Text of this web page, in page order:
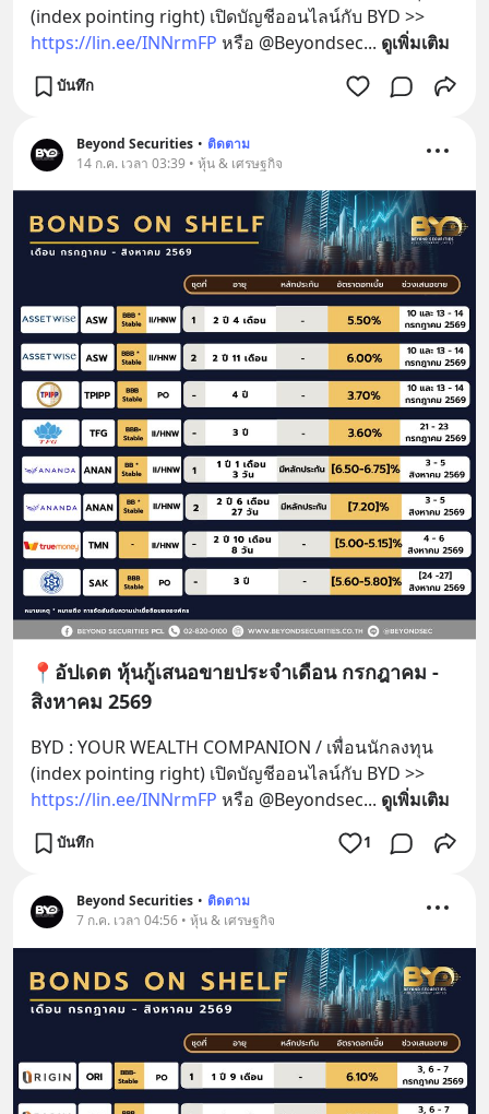
https://lin.ee/INNrmFP หรือ @Beyondsec... ดูเพิ่มเติม
บันทึก
Beyond Securities • ติดตาม
14 ก.ค. เวลา 03:39 • หุ้น & เศรษฐกิจ
📍อัปเดต หุ้นกู้เสนอขายประจำเดือน กรกฎาคม -
สิงหาคม 2569
BYD : YOUR WEALTH COMPANION / เพื่อนนักลงทุน
https://lin.ee/INNrmFP หรือ @Beyondsec... ดูเพิ่มเติม
บันทึก 1
Beyond Securities • ติดตาม
7 ก.ค. เวลา 04:56 • หุ้น & เศรษฐกิจ